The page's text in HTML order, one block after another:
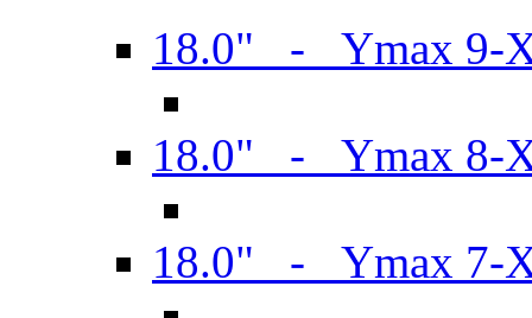
18.0" - Ymax 9-
18.0" - Ymax 8-
18.0" - Ymax 7-